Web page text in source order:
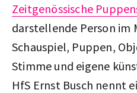
Zeitgenössische
darstellende Person
Schauspiel, Puppen,
Stimme und eigene
HfS Ernst Busch nennt